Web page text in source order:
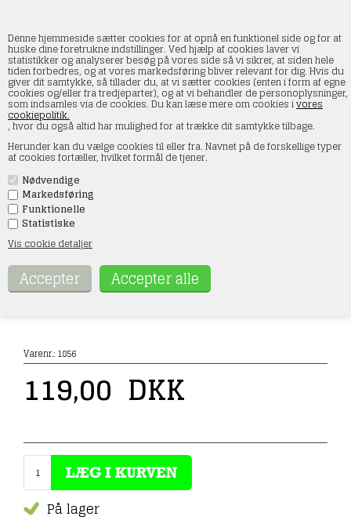
Denne hjemmeside sætter cookies for at opnå en funktionel side og for at
huske dine foretrukne indstillinger. Ved hjælp af cookies laver vi
statistikker og analyserer besøg på vores side så vi sikrer, at siden hele
tiden forbedres, og at vores markedsføring bliver relevant for dig. Hvis du
giver dit samtykke, så tillader du, at vi sætter cookies (enten i form af egne
cookies og/eller fra tredjeparter), og at vi behandler de personoplysninger,
som indsamles via de cookies. Du kan læse mere om cookies ivores
cookiepolitik.
, hvor du også altid har mulighed for at trække dit samtykke tilbage.
Herunder kan du vælge cookies til eller fra. Navnet på de forskellige typer
af cookies fortæller, hvilket formål de tjener.
Nødvendige
Markedsføring
Funktionelle
Statistiske
Vis cookie detaljer
Woodland Scenics A1856 Gravsten, 20 dele,
H0
Forside»Figurer»Woodland scenics figurer »H0
Varenr.: 1856
119,00 DKK
På lager